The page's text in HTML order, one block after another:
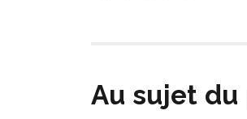
Au sujet